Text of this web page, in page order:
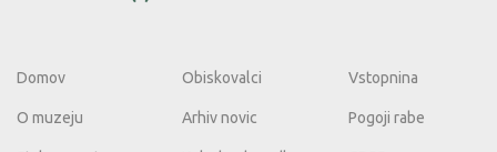
Domov
O muzeju
Obiskovalci
Arhiv novic
Vstopnina
Pogoji rabe